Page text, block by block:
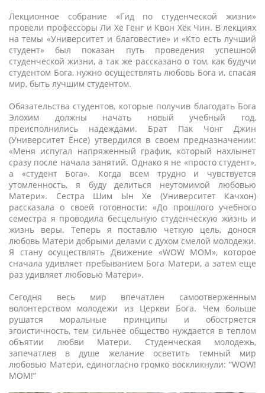
Лекционное собрание «Гид по студенческой жизни»
провели профессоры Ли Хе Гёнг и Квон Хёк Чин. В лекциях
на темы «Университет и благовестие» и «Кто есть лучший
студент» был показан путь проведения успешной
студенческой жизни, а так же рассказано о том, как будучи
студентом Бога, нужно осуществлять любовь Бога и, спасая
мир, быть лучшим студентом.
Обязательства студентов, которые получив благодать Бога
Элохим должны начать новый учебный год,
преисполнились надеждами. Брат Пак Чонг Джин
(Университет Ёнсе) утвердился в своем предназначении:
«Меня испугал напряженный график, который нахлынет
сразу после начала занятий. Однако я не «просто студент»,
а «студент Бога». Когда всем трудно и чувствуется
утомленность, я буду делиться неутомимой любовью
Матери». Сестра Шим Ын Хе (Университет Качхон)
рассказала о своей готовности: «До прошлого учебного
семестра я проводила бесцельную студенческую жизнь и
жизнь веры. Теперь я поставлю четкую цель, донося
любовь Матери добрыми делами с духом смелой молодежи.
Я стану осуществлять Движение «WOW MOM», которое
сначала удивляет пребыванием Бога Матери, а затем еще
раз удивляет любовью Матери».
Сегодня весь мир впечатлен самоотверженным
волонтерством молодежи из Церкви Бога. Чем больше
рушатся моральные принципы и обостряется
эгоистичность, тем сильнее общество нуждается в теплом
объятии любви Матери. Студенческая молодежь,
запечатлев в душе желание осветить темный мир
любовью Матери, единогласно громко воскликнули: “WOW!
MOM!”